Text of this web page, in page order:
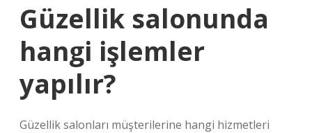
Güzellik salonunda
hangi işlemler
yapılır?
Güzellik salonları müşterilerine hangi hizmetleri